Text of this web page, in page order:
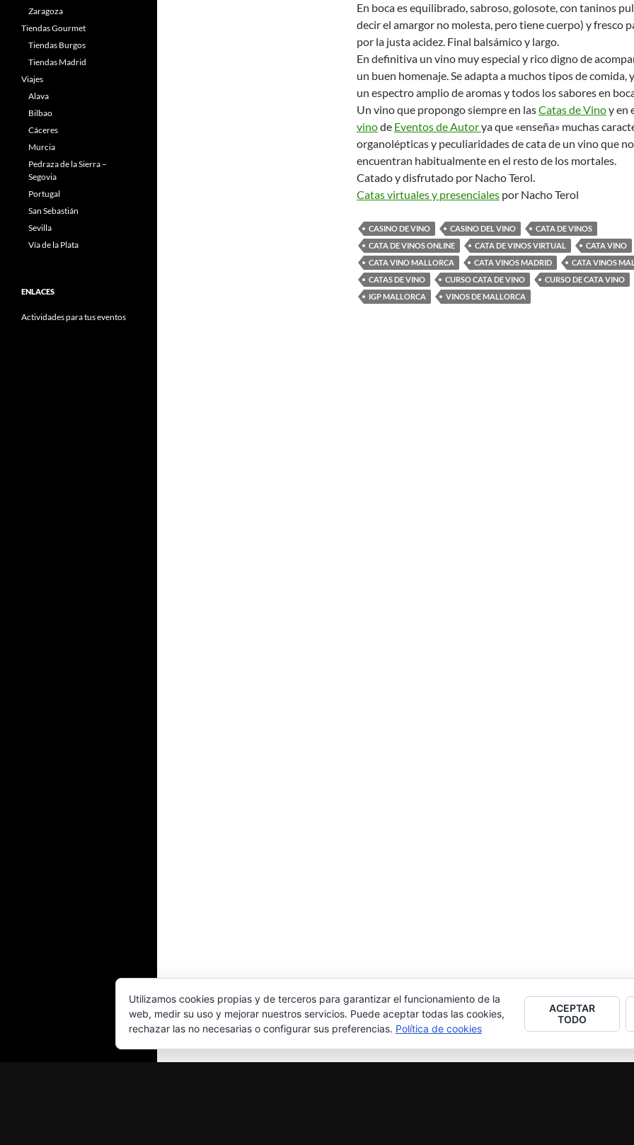
En boca es equilibrado, sabroso, golosote, con taninos
decir el amargor no molesta, pero tiene cuerpo) y fresco
por la justa acidez. Final balsámico y largo.
En definitiva un vino muy especial y rico digno de
un buen homenaje. Se adapta a muchos tipos de comida,
un espectro amplio de aromas y todos los sabores en
Un vino que propongo siempre en lasCatas de Vinoy en
vinode Eventos de Autorya que «enseña» muchas
organolépticas y peculiaridades de cata de un vino que
encuentran habitualmente en el resto de los mortales.
Catado y disfrutado por Nacho Terol.
Catas virtuales y presenciales por Nacho Terol
CASINO DE VINO CASINO DEL VINO
CATA DE VINOS
CATA DE VINOS ONLINE
CATA DE VINOS VIRTUAL
CATA VINO
CATA VINO MALLORCA
CATA VINOS MADRID
CATA VINOS
CATAS DE VINO
CURSO CATA DE VINO
CURSO DE CATA VINO
IGP MALLORCA
VINOS DE MALLORCA
Zaragoza
Tiendas Gourmet
Tiendas Burgos
Tiendas Madrid
Viajes
Alava
Bilbao
Cáceres
Murcia
Pedraza de la Sierra –
Segovia
Portugal
San Sebastián
Sevilla
Vía de la Plata
ENLACES
Actividades para tus eventos
Utilizamos cookies propias y de terceros para garantizar el funcionamiento de la
web, medir su uso y mejorar nuestros servicios. Puede aceptar todas las cookies,
rechazar las no necesarias o configurar sus preferencias. Política de cookies
ACEPTAR
TODO